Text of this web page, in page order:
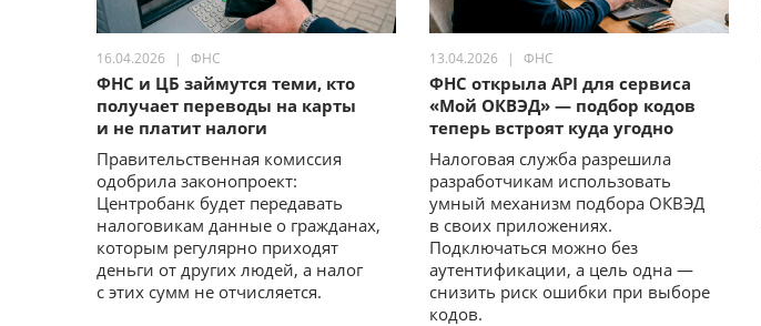
16.04.2026 ФНС
ФНС и ЦБ займутся теми, кто
получает переводы на карты
и не платит налоги
Правительственная комиссия
одобрила законопроект:
Центробанк будет передавать
налоговикам данные о гражданах,
которым регулярно приходят
деньги от других людей, а налог
с этих сумм не отчисляется.
13.04.2026 ФНС
ФНС открыла API для сервиса
«Мой ОКВЭД» — подбор кодов
теперь встроят куда угодно
Налоговая служба разрешила
разработчикам использовать
умный механизм подбора ОКВЭД
в своих приложениях.
Подключаться можно без
аутентификации, а цель одна —
снизить риск ошибки при выборе
кодов.